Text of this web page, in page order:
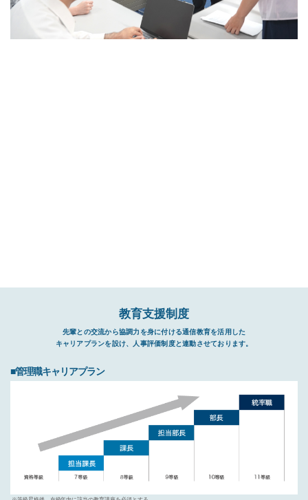
教育支援制度
先輩との交流から協調力を身に付ける通信教育を活用した
キャリアプランを設け、
人事評価制度と連動させております。
■管理職キャリアプラン